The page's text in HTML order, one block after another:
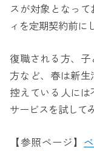
スが対象となっ
ィを定期契約前に
復職される方、
方など、春は新
控えている人に
サービスを試して
【参照ページ】